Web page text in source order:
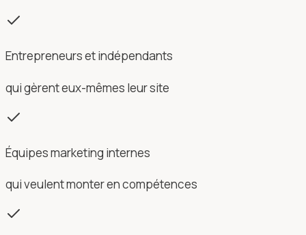
Entrepreneurs et indépendants
qui gèrent eux-mêmes leur site
Équipes marketing internes
qui veulent monter en compétences